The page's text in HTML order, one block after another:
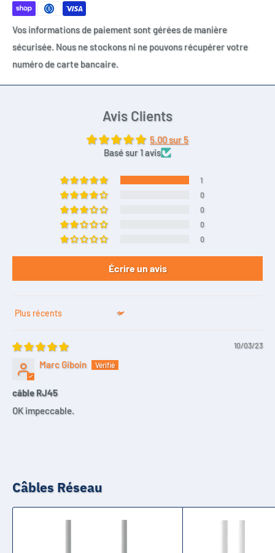
Vos informations de paiement sont gérées de manière
sécurisée. Nous ne stockons ni ne pouvons récupérer votre
numéro de carte bancaire.
Avis Clients
5.00 sur 5
Basé sur 1 avis
1
0
0
0
0
Écrire un avis
Sort by
10/03/23
Marc Giboin
câble RJ45
OK impeccable.
Câbles Réseau